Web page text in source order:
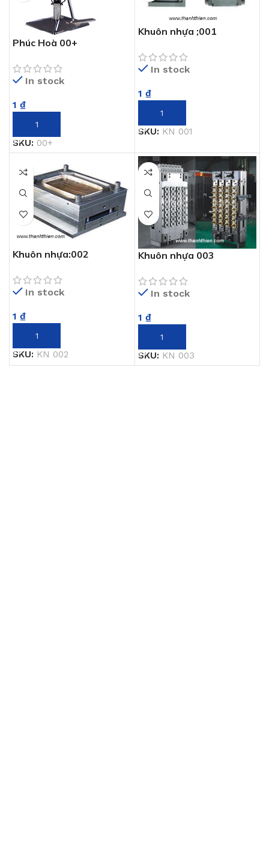
Phúc Hoà 00+
In stock
1 ₫
THÊM VÀO GIỎ HÀNG
SKU: 00+
Khuôn nhựa ;001
In stock
1 ₫
THÊM VÀO GIỎ HÀNG
SKU: KN 001
Khuôn nhựa:002
In stock
1 ₫
THÊM VÀO GIỎ HÀNG
SKU: KN 002
Khuôn nhựa 003
In stock
1 ₫
THÊM VÀO GIỎ HÀNG
SKU: KN 003